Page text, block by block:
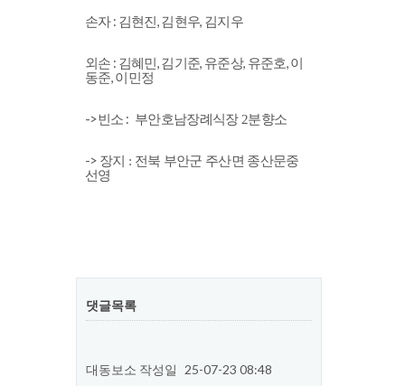
손자 : 김현진, 김현우, 김지우
외손 : 김혜민, 김기준, 유준상, 유준호, 이
동준, 이민정
->빈소 : 부안호남장례식장 2분향소
-> 장지 : 전북 부안군 주산면 종산문중
선영
댓글목록
대동보소 작성일
25-07-23 08:48